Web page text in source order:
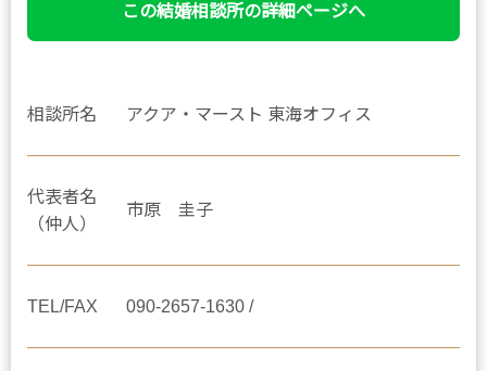
この結婚相談所の詳細ページへ
相談所名 アクア・マースト 東海オフィス
代表者名
（仲人）
市原 圭子
TEL/FAX 090-2657-1630 /